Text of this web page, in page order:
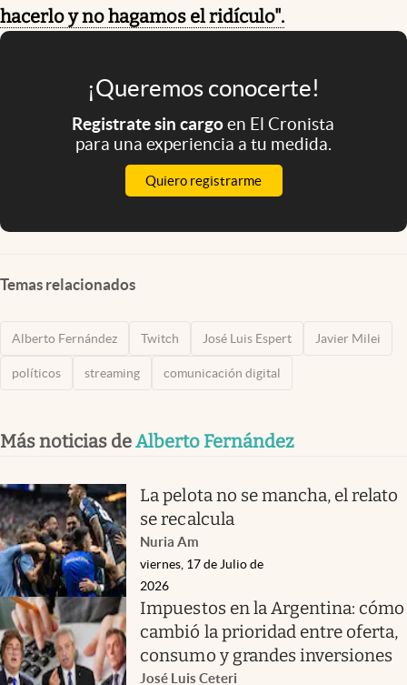
hacerlo y no hagamos el ridículo".
¡Queremos conocerte!
Registrate sin cargoen El Cronista
para una experiencia a tu medida.
Quiero registrarme
Temas relacionados
Alberto Fernández Twitch José Luis Espert Javier Milei
políticos streaming comunicación digital
Más noticias deAlberto Fernández
La pelota no se mancha, el relato
se recalcula
Nuria Am
viernes, 17 de Julio de
2026
Impuestos en la Argentina: cómo
cambió la prioridad entre oferta,
consumo y grandes inversiones
José Luis Ceteri